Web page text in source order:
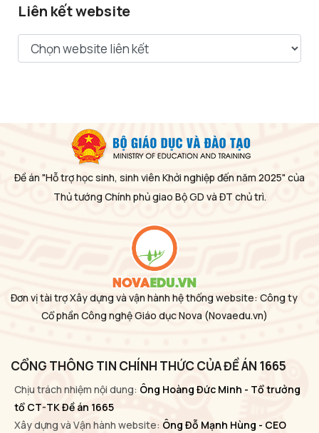
Liên kết website
Đề án "Hỗ trợ học sinh, sinh viên Khởi nghiệp đến năm 2025" của
Thủ tướng Chính phủ giao Bộ GD và ĐT chủ trì.
Đơn vị tài trợ Xây dựng và vận hành hệ thống website: Công ty
Cổ phần Công nghệ Giáo dục Nova (Novaedu.vn)
CỔNG THÔNG TIN CHÍNH THỨC CỦA ĐỀ ÁN 1665
Chịu trách nhiệm nội dung: Ông Hoàng Đức Minh - Tổ trưởng
tổ CT-TK Đề án 1665
Xây dựng và Vận hành website: Ông Đỗ Mạnh Hùng - CEO